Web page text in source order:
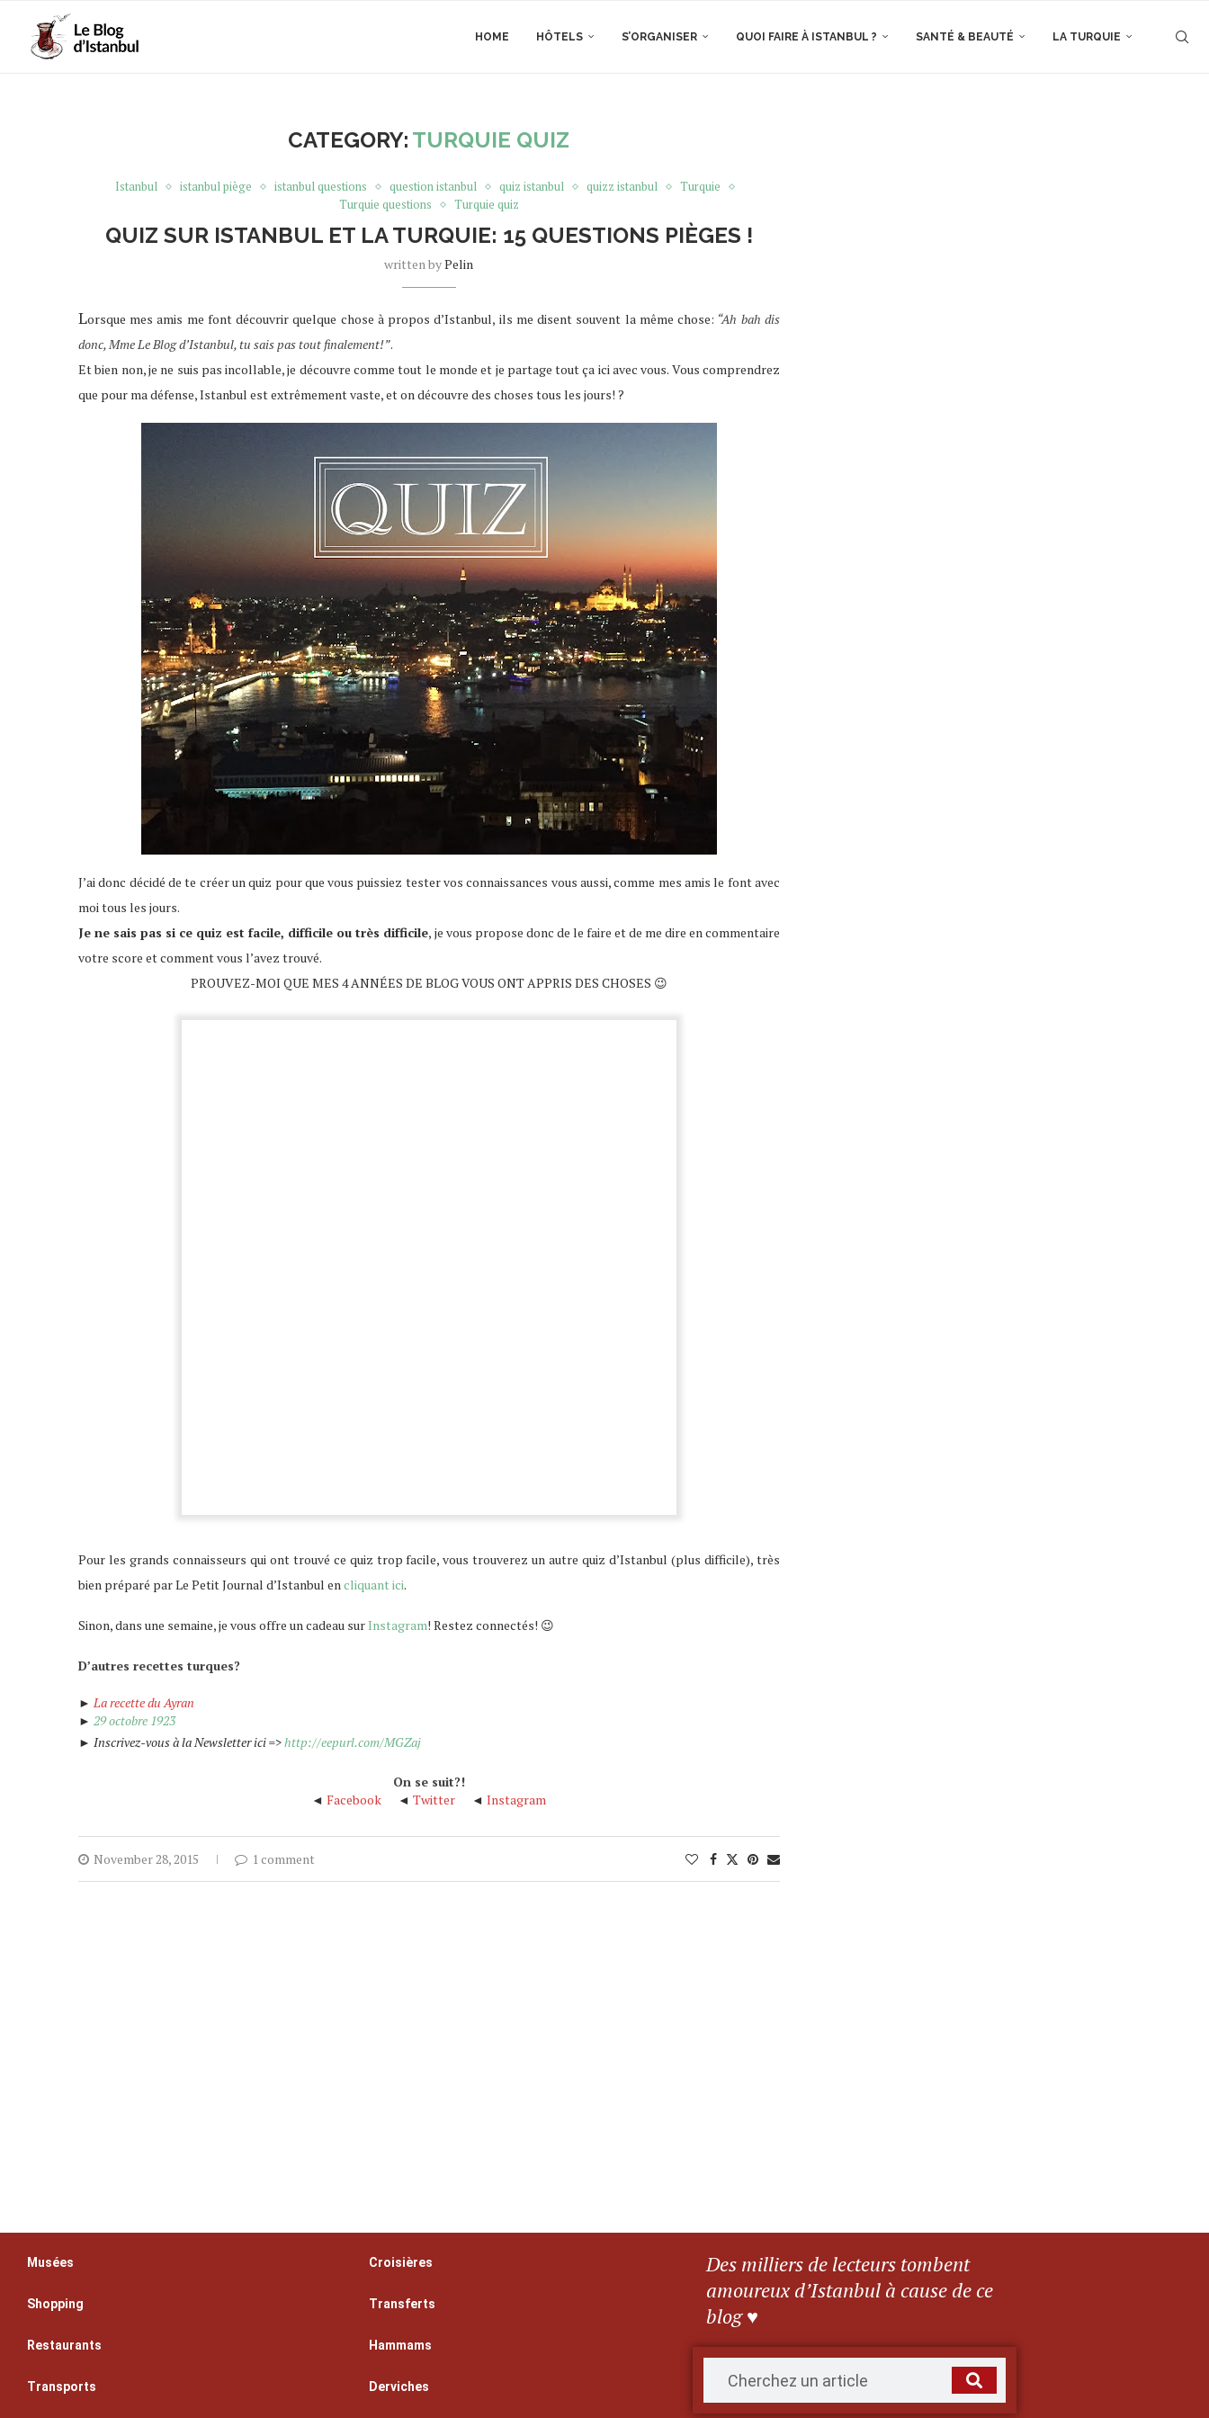
HOME HÔTELS S’ORGANISER QUOI FAIRE À ISTANBUL ? SANTÉ & BEAUTÉ LA TURQUIE
CATEGORY: TURQUIE QUIZ
Istanbul istanbul piège istanbul questions question istanbul quiz istanbul quizz istanbul
Turquie
Turquie questions
Turquie quiz
QUIZ SUR ISTANBUL ET LA TURQUIE: 15 QUESTIONS PIÈGES !
written byPelin
Lorsque mes amis me font découvrir quelque chose à propos d’Istanbul, ils me disent souvent la même chose: “Ah bah dis
donc, Mme Le Blog d’Istanbul, tu sais pas tout finalement!”.
Et bien non, je ne suis pas incollable, je découvre comme tout le monde et je partage tout ça ici avec vous. Vous comprendrez
que pour ma défense, Istanbul est extrêmement vaste, et on découvre des choses tous les jours! ?
J’ai donc décidé de te créer un quiz pour que vous puissiez tester vos connaissances vous aussi, comme mes amis le font avec
moi tous les jours.
Je ne sais pas si ce quiz est facile, difficile ou très difficile, je vous propose donc de le faire et de me dire en commentaire
votre score et comment vous l’avez trouvé.
PROUVEZ-MOI QUE MES 4 ANNÉES DE BLOG VOUS ONT APPRIS DES CHOSES 😉
Pour les grands connaisseurs qui ont trouvé ce quiz trop facile, vous trouverez un autre quiz d’Istanbul (plus difficile), très
bien préparé par Le Petit Journal d’Istanbul encliquant ici.
Sinon, dans une semaine, je vous offre un cadeau surInstagram! Restez connectés! 😉
D’autres recettes turques?
► La recette du Ayran
► 29 octobre 1923
► Inscrivez-vous à la Newsletter ici =>http://eepurl.com/MGZaj
On se suit?!
◄Facebook ◄Twitter ◄Instagram
November 28, 2015 1 comment
Musées
Shopping
Restaurants
Transports
Croisières
Transferts
Hammams
Derviches
Des milliers de lecteurs tombent
amoureux d’Istanbul à cause de ce
blog ♥